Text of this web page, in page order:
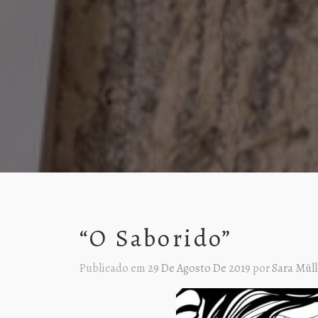
“O Saborido”
Publicado em 29 De Agosto De 2019 porSara